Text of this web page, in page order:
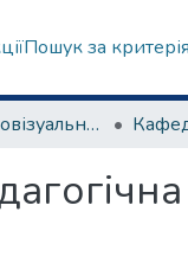
Пошук за
Факультет аудіовізуального мистецтва